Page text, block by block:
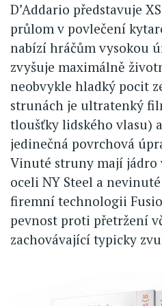
D’Addario představuje
průlom v povlečení
nabízí hráčům vysokou
zvyšuje maximálně
neobvykle hladký pocit
strunách je ultratenký
tloušťky lidského vlasu)
jedinečná povrchová
Vinuté struny mají jádro
oceli NY Steel a
firemní technologii
pevnost proti přetržení
zachovávající typicky